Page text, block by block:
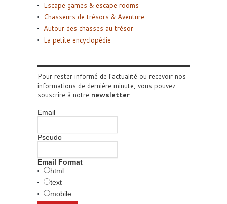
Escape games & escape rooms
Chasseurs de trésors & Aventure
Autour des chasses au trésor
La petite encyclopédie
Pour rester informé de l'actualité ou recevoir nos
informations de dernière minute, vous pouvez
souscrire à notre newsletter.
Email
Pseudo
Email Format
html
text
mobile